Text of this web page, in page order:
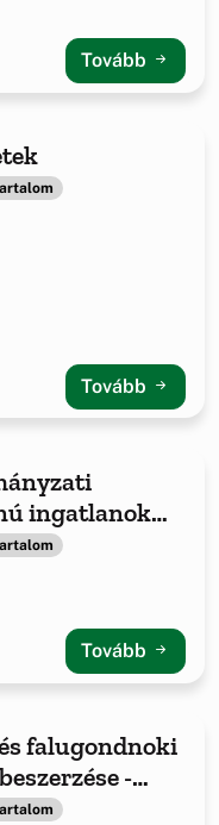
Tovább
Tovább
ingatlanok
beszerzések
Tovább
falugondnoki
-